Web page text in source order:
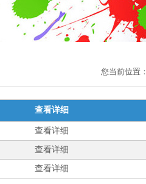
您当前位置：
查看详细
查看详细
查看详细
查看详细